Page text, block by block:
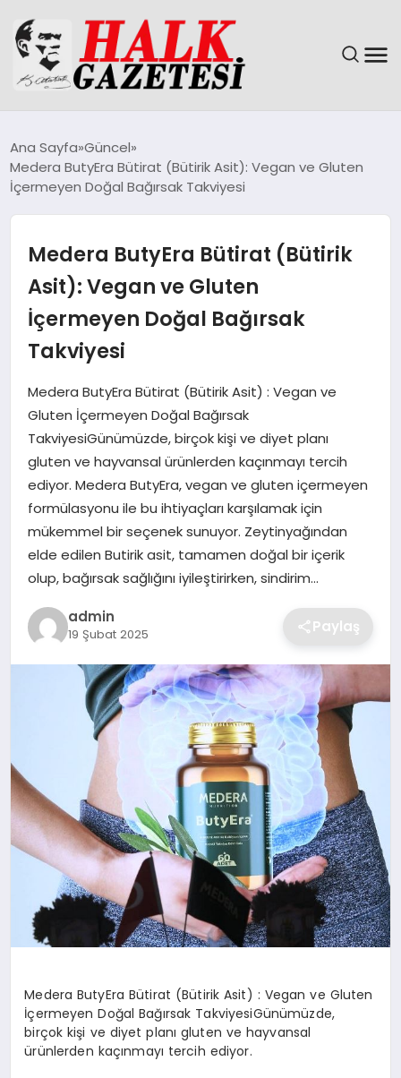
EKONOMI
MAGAZIN
SIYASET
SPOR
TEKNOLOJI
YAŞAM
Ana Sayfa Güncel
Medera ButyEra Bütirat (Bütirik Asit): Vegan ve Gluten
İçermeyen Doğal Bağırsak Takviyesi
Medera ButyEra Bütirat (Bütirik
Asit): Vegan ve Gluten
İçermeyen Doğal Bağırsak
Takviyesi
Medera ButyEra Bütirat (Bütirik Asit) : Vegan ve
Gluten İçermeyen Doğal Bağırsak
TakviyesiGünümüzde, birçok kişi ve diyet planı
gluten ve hayvansal ürünlerden kaçınmayı tercih
ediyor. Medera ButyEra, vegan ve gluten içermeyen
formülasyonu ile bu ihtiyaçları karşılamak için
mükemmel bir seçenek sunuyor. Zeytinyağından
elde edilen Butirik asit, tamamen doğal bir içerik
olup, bağırsak sağlığını iyileştirirken, sindirim…
admin
19 Şubat 2025 Paylaş
Medera ButyEra Bütirat (Bütirik Asit) : Vegan ve Gluten
İçermeyen Doğal Bağırsak TakviyesiGünümüzde,
birçok kişi ve diyet planı gluten ve hayvansal
ürünlerden kaçınmayı tercih ediyor.